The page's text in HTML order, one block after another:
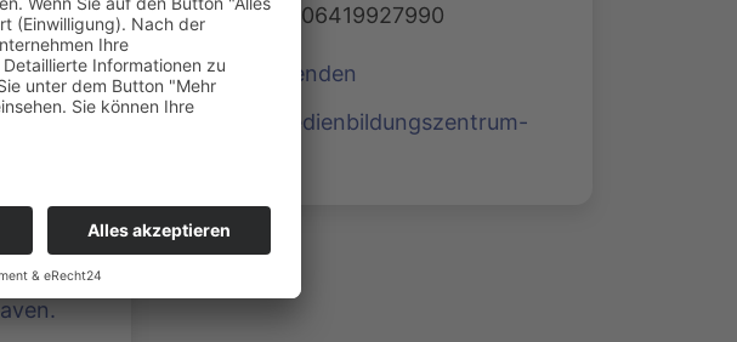
Telefon: 06419927990
E-Mail senden
www.medienbildungszentrum-